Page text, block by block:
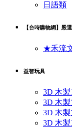
日語類
【台時購物網】嚴選
★禾流
益智玩具
3D 木製
3D 木
3D 木製
3D 木製